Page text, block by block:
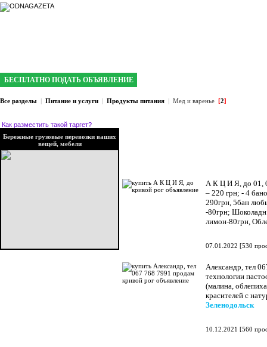
БЕСПЛАТНО ПОДАТЬ ОБЪЯВЛЕНИЕ
Все разделы | Питание и услуги | Продукты питания | Мед и варенье [2]
Как разместить такой таргет?
Бережные грузовые перевозки ваших
вещей, мебели
А К Ц И Я, до 01,
– 220 грн; - 4
290грн, 5бан
-80грн;
лимон-80грн,
07.01.2022 [530
Александр, тел
технологии
(малина,
красителей с
Зеленодольск
10.12.2021 [560